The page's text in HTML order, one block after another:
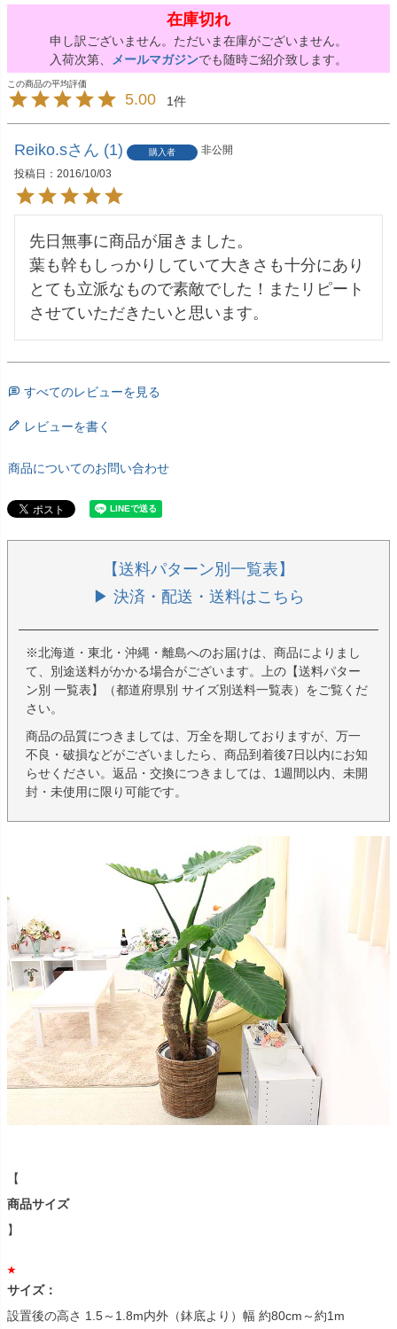
在庫切れ
申し訳ございません。ただいま在庫がございません。
入荷次第、
メールマガジンでも随時ご紹介致します。
5.00 1
Reiko.s 1 購入者
非公開
投稿日
2016/10/03
先日無事に商品が届きました。
葉も幹もしっかりしていて大きさも十分にあり
とても立派なもので素敵でした！またリピート
させていただきたいと思います。
すべてのレビューを見る
レビューを書く
商品についてのお問い合わせ
【送料パターン別一覧表】
▶ 決済・配送・送料はこちら
※北海道・東北・沖縄・離島へのお届けは、商品によりまし
て、別途送料がかかる場合がございます。上の【送料パター
ン別 一覧表】（都道府県別 サイズ別送料一覧表）をご覧くだ
さい。
商品の品質につきましては、万全を期しておりますが、万一
不良・破損などがございましたら、商品到着後7日以内にお知
らせください。返品・交換につきましては、1週間以内、未開
封・未使用に限り可能です。
【
商品サイズ
】
サイズ：
設置後の高さ 1.5～1.8m内外（鉢底より）幅 約80cm～約1m